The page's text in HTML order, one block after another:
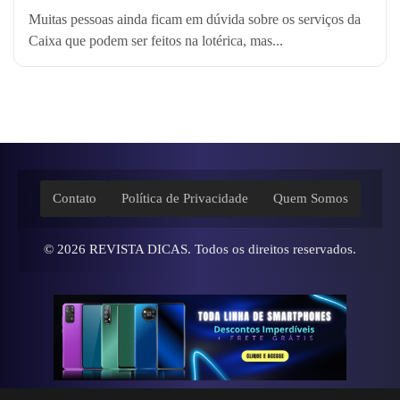
Muitas pessoas ainda ficam em dúvida sobre os serviços da
Caixa que podem ser feitos na lotérica, mas...
Contato Política de Privacidade Quem Somos
© 2026 REVISTA DICAS. Todos os direitos reservados.